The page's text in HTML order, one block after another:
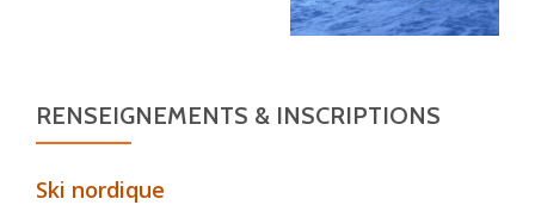
RENSEIGNEMENTS & INSCRIPTIONS
Ski nordique